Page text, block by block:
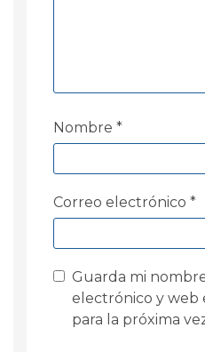
Nombre *
Correo electrónico *
Guarda mi
electrónico y web
para la próxima